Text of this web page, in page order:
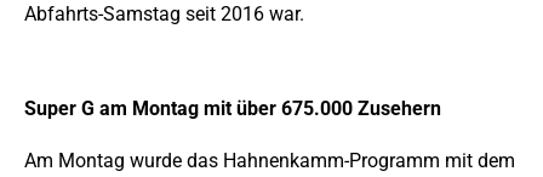
Abfahrts-Samstag seit 2016 war.
Super G am Montag mit über 675.000 Zusehern
Am Montag wurde das Hahnenkamm-Programm mit dem